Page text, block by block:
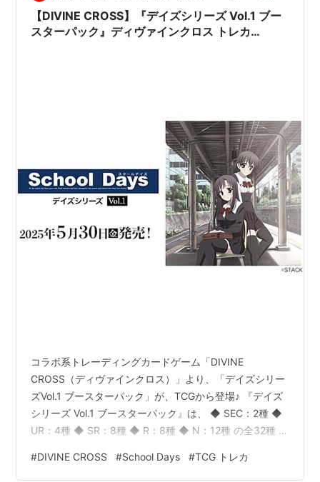
【DIVINE CROSS】『デイズシリーズ Vol.1 ブー
スターパック』ディヴァインクロス トレカ
コラボ系トレーディングカードゲーム「DIVINE
CROSS（ディヴァインクロス）」より、「デイズシリー
ズVol.1 ブースターパック」が、TCGから登場♪ 『デイズ
シリーズ Vol.1 ブースターパック』は、 ◆ SEC：2種 ◆
UR：4種 ◆ SR：8種 ◆ R：8種 ◆ N：12種 の全32種 +
ルNo.入り。 【BOX特典】として、「PRカード」を全3
#DIVINE CROSS #School Days #TCG トレカ